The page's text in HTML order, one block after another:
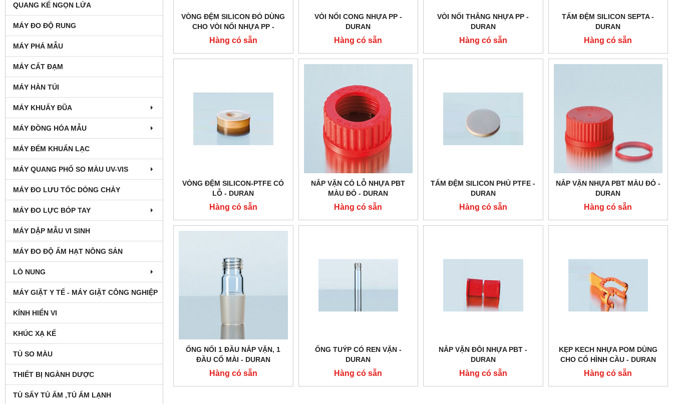
QUANG KẾ NGỌN LỬA
MÁY ĐO ĐỘ RUNG
MÁY PHÁ MẪU
MÁY CẤT ĐẠM
MÁY HÀN TÚI
MÁY KHUẤY ĐŨA
MÁY ĐỒNG HÓA MẪU
MÁY ĐẾM KHUẨN LẠC
MÁY QUANG PHỔ SO MÀU UV-VIS
MÁY ĐO LƯU TỐC DÒNG CHẢY
MÁY ĐO LỰC BÓP TAY
MÁY DẬP MẪU VI SINH
MÁY ĐO ĐỘ ẨM HẠT NÔNG SẢN
LÒ NUNG
MÁY GIẶT Y TẾ - MÁY GIẶT CÔNG NGHIỆP
KÍNH HIỂN VI
KHÚC XẠ KẾ
TỦ SO MÀU
THIẾT BỊ NGÀNH DƯỢC
TỦ SẤY TỦ ẤM ,TỦ ẤM LẠNH
VÒNG ĐỆM SILICON ĐỎ DÙNG
CHO VÒI NỐI NHỰA PP -
DURAN
Hàng có sẵn
VÒI NỐI CONG NHỰA PP -
DURAN
Hàng có sẵn
VÒI NỐI THẲNG NHỰA PP -
DURAN
Hàng có sẵn
TẤM ĐỆM SILICON SEPTA -
DURAN
Hàng có sẵn
VÒNG ĐỆM SILICON-PTFE CÓ
LỖ - DURAN
Hàng có sẵn
NẮP VẶN CÓ LỖ NHỰA PBT
MÀU ĐỎ - DURAN
Hàng có sẵn
TẤM ĐỆM SILICON PHỦ PTFE -
DURAN
Hàng có sẵn
NẮP VẶN NHỰA PBT MÀU ĐỎ -
DURAN
Hàng có sẵn
ỐNG NỐI 1 ĐẦU NẮP VẶN, 1
ĐẦU CỔ MÀI - DURAN
Hàng có sẵn
ỐNG TUÝP CÓ REN VẶN -
DURAN
Hàng có sẵn
NẮP VẶN ĐÔI NHỰA PBT -
DURAN
Hàng có sẵn
KẸP KECH NHỰA POM DÙNG
CHO CỔ HÌNH CẦU - DURAN
Hàng có sẵn